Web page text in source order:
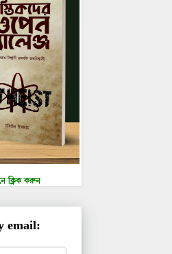
ক্লিক করুন
email: